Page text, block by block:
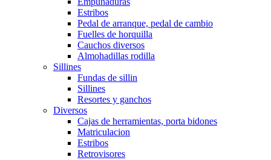
Estribos
Pedal de arranque, pedal de cambio
Fuelles de horquilla
Cauchos diversos
Almohadillas rodilla
Sillines
Fundas de sillin
Sillines
Resortes y ganchos
Diversos
Cajas de herramientas, porta bidones
Matriculacion
Estribos
Retrovisores